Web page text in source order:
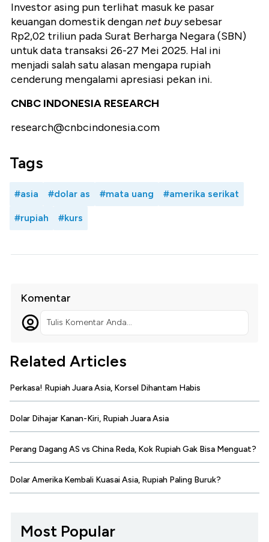
Investor asing pun terlihat masuk ke pasar
keuangan domestik dengannet buysebesar
Rp2,02 triliun pada Surat Berharga Negara (SBN)
untuk data transaksi 26-27 Mei 2025. Hal ini
menjadi salah satu alasan mengapa rupiah
cenderung mengalami apresiasi pekan ini.
CNBC INDONESIA RESEARCH
research@cnbcindonesia.com
Tags
#asia #dolar as #mata uang #amerika serikat
#rupiah #kurs
Komentar
Tulis Komentar Anda...
Related Articles
Perkasa! Rupiah Juara Asia, Korsel Dihantam Habis
Dolar Dihajar Kanan-Kiri, Rupiah Juara Asia
Perang Dagang AS vs China Reda, Kok Rupiah Gak Bisa Menguat?
Dolar Amerika Kembali Kuasai Asia, Rupiah Paling Buruk?
Most Popular